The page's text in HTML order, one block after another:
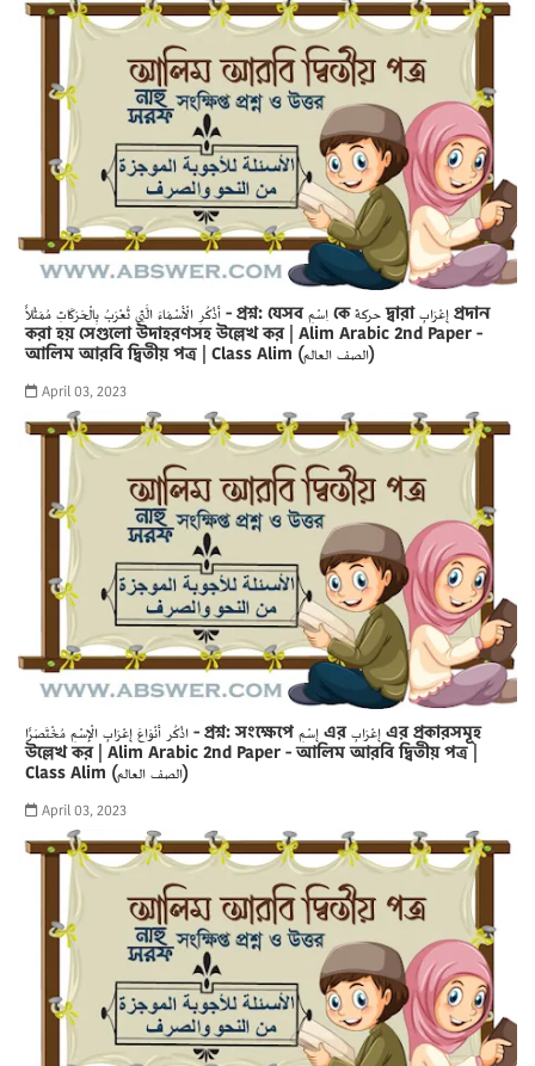
أَذْكُرِ الْأَسْمَاءَ الَّتِي تُعْرَبُ بِالْحَرَكَاتِ مُمَثَلاً - প্রশ্ন: যেসব اِسْمِ কে حركة দ্বারা إِعْرَابِ প্রদান
করা হয় সেগুলো উদাহরণসহ উল্লেখ কর | Alim Arabic 2nd Paper -
আলিম আরবি দ্বিতীয় পত্র | Class Alim (الصف العالم)
April 03, 2023
اذْكُر أَنْوَاعَ إِعْرَابِ الْإِسْمِ مُخْتَصَرًا - প্রশ্ন: সংক্ষেপে إِسْمِ এর إِعْرَابِ এর প্রকারসমূহ
উল্লেখ কর | Alim Arabic 2nd Paper - আলিম আরবি দ্বিতীয় পত্র |
Class Alim (الصف العالم)
April 03, 2023